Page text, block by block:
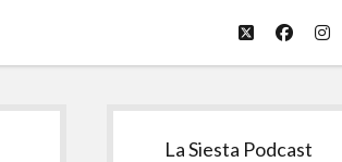
twitter
Sidebar
La Siesta Podcast